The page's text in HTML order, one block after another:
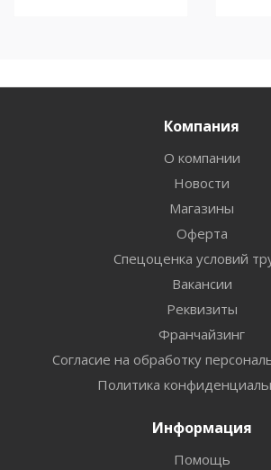
Компания
О компании
Новости
Магазины
Оферта
Спецоценка условий
Вакансии
Реквизиты
Франчайзинг
Согласие на обработку
Политика
Информация
Помощь